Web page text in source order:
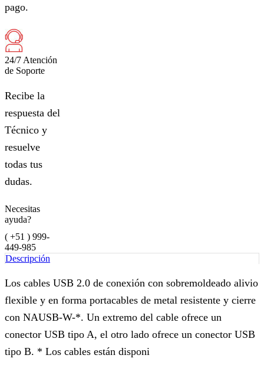
pago.
24/7 Atención
de Soporte
Recibe la
respuesta del
Técnico y
resuelve
todas tus
dudas.
Necesitas
ayuda?
( +51 ) 999-
449-985
Descripción
Los cables USB 2.0 de conexión con sobremoldeado alivio
flexible y en forma portacables de metal resistente y cierre
con NAUSB-W-*. Un extremo del cable ofrece un
conector USB tipo A, el otro lado ofrece un conector USB
tipo B. * Los cables están disponi